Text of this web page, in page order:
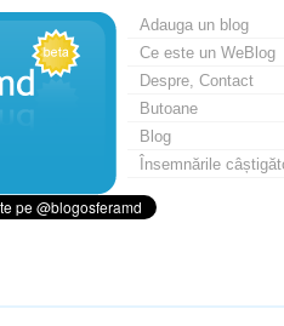
Adauga un blog
Ce este un WeBlog
Despre, Contact
Butoane
Blog
Însemnările